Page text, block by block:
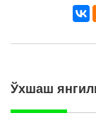
Ўхшаш